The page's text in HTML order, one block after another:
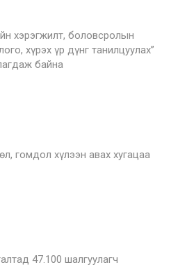
хэрэгжилт, боловсролын
хүрэх үр дүнг танилцуулах”
байна
гомдол хүлээн авах хугацаа
47.100 шалгуулагч